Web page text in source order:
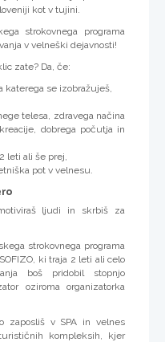
kot v tujini.
strokovnega programa
v velneški dejavnosti!
zate? Da, če:
katerega se izobražuješ,
telesa, zdravega načina
dobrega počutja in
leti ali še prej,
pot v velnesu.
ljudi in skrbiš za
strokovnega programa
ki traja 2 leti ali celo
boš pridobil stopnjo
oziroma organizatorka
zaposliš v SPA in velnes
kompleksih, kjer